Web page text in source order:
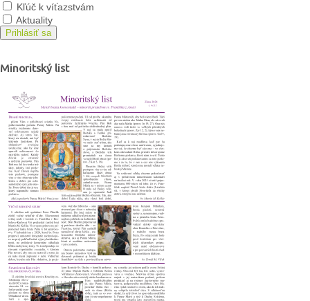
Kľúč k víťazstvám
Aktuality
Prihlásiť sa
Minoritský list